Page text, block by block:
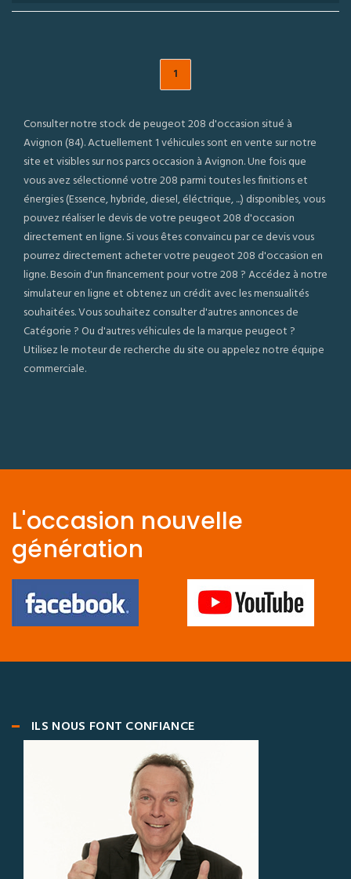
1
Consulter notre stock de peugeot 208 d'occasion situé à
Avignon (84). Actuellement 1 véhicules sont en vente sur notre
site et visibles sur nos parcs occasion à Avignon. Une fois que
vous avez sélectionné votre 208 parmi toutes les finitions et
énergies (Essence, hybride, diesel, éléctrique, ...) disponibles, vous
pouvez réaliser le devis de votre peugeot 208 d'occasion
directement en ligne. Si vous êtes convaincu par ce devis vous
pourrez directement acheter votre peugeot 208 d'occasion en
ligne. Besoin d'un financement pour votre 208 ? Accédez à notre
simulateur en ligne et obtenez un crédit avec les mensualités
souhaitées. Vous souhaitez consulter d'autres annonces de
Catégorie ? Ou d'autres véhicules de la marque peugeot ?
Utilisez le moteur de recherche du site ou appelez notre équipe
commerciale.
L'occasion nouvelle
génération
ILS NOUS FONT CONFIANCE